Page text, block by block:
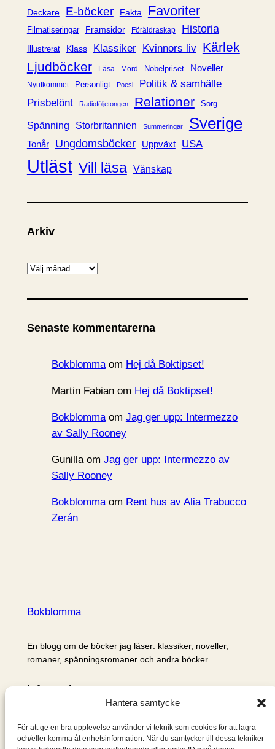
Hantera samtycke
För att ge en bra upplevelse använder vi teknik som cookies för att lagra
och/eller komma åt enhetsinformation. När du samtycker till dessa tekniker
iDeckare E-böcker Fakta Favoriter
Filmatiseringar Framsidor Föräldraskap Historia
Illustrerat Klass Klassiker Kvinnors liv Kärlek
Ljudböcker
Läsa Mord Nobelpriset Noveller
Nyutkommet Personligt Poesi
Politik & samhälle
Prisbelönt
Radioföljetongen Relationer Sorg
Spänning Storbritannien Summeringar Sverige
Tonår Ungdomsböcker Uppväxt USA
Utläst Vill läsa Vänskap
Arkiv
A
k
v
Senaste kommentarerna
Bokblommaom Hej då Boktipset!
Martin Fabianom Hej då Boktipset!
Bokblommaom Jag ger upp: Intermezzo
av Sally Rooney
Gunillaom Jag ger upp: Intermezzo av
Sally Rooney
Bokblommaom Rent hus av Alia Trabucco
Zerán
Bokblomma
En blogg om de böcker jag läser: klassiker, noveller,
romaner, spänningsromaner och andra böcker.
Information
Om mig & om bloggen
S